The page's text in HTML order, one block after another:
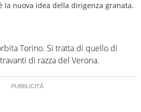
la nuova idea della dirigenza granata.
Torino. Si tratta di quello di
di razza del Verona.